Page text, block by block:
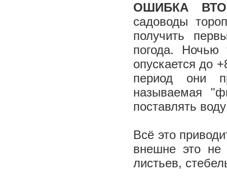
ОШИБКА
садоводы
получить
погода. Ночью
опускается до
период они
называемая
поставлять
Всё это
внешне это не
листьев,